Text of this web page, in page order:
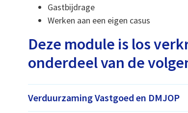
Gastbijdrage
Werken aan een eigen casus
Deze module is los
onderdeel van de
Verduurzaming Vastgoed en DMJOP